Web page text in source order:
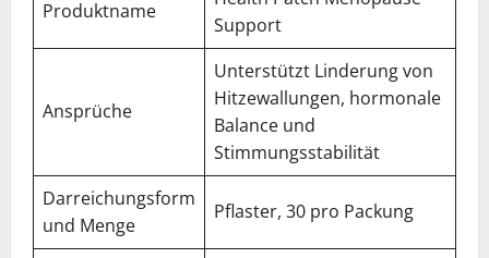
Produktname
Support
Ansprüche
Unterstützt Linderung von
Hitzewallungen, hormonale
Balance und
Stimmungsstabilität
Darreichungsform
und Menge
Pflaster, 30 pro Packung